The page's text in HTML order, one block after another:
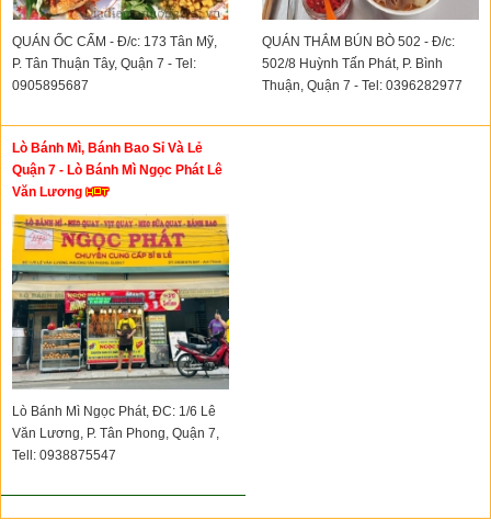
QUÁN ỐC CẨM - Đ/c: 173 Tân Mỹ,
P. Tân Thuận Tây, Quận 7 - Tel:
0905895687
QUÁN THẮM BÚN BÒ 502 - Đ/c:
502/8 Huỳnh Tấn Phát, P. Bình
Thuận, Quận 7 - Tel: 0396282977
Lò Bánh Mì, Bánh Bao Sỉ Và Lẻ
Quận 7 - Lò Bánh Mì Ngọc Phát Lê
Văn Lương
Lò Bánh Mì Ngọc Phát, ĐC: 1/6 Lê
Văn Lương, P. Tân Phong, Quận 7,
Tell: 0938875547